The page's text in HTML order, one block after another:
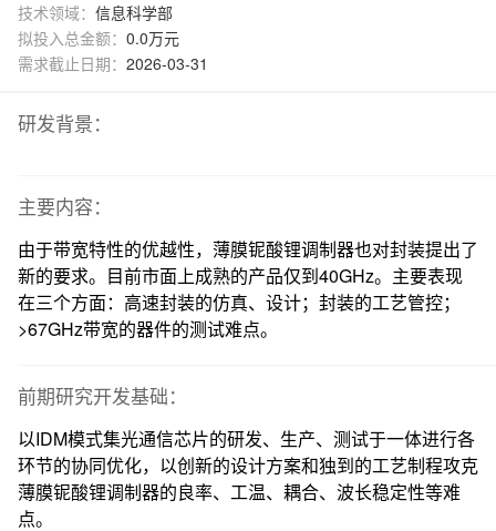
技术领域： 信息科学部
拟投入总金额： 0.0万元
需求截止日期： 2026-03-31
研发背景：
主要内容：
由于带宽特性的优越性，薄膜铌酸锂调制器也对封装提出了
新的要求。目前市面上成熟的产品仅到40GHz。主要表现
在三个方面：高速封装的仿真、设计；封装的工艺管控；
>67GHz带宽的器件的测试难点。
前期研究开发基础：
以IDM模式集光通信芯片的研发、生产、测试于一体进行各
环节的协同优化，以创新的设计方案和独到的工艺制程攻克
薄膜铌酸锂调制器的良率、工温、耦合、波长稳定性等难
点。